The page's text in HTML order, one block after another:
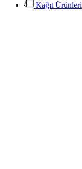
Kağıt Ürünleri